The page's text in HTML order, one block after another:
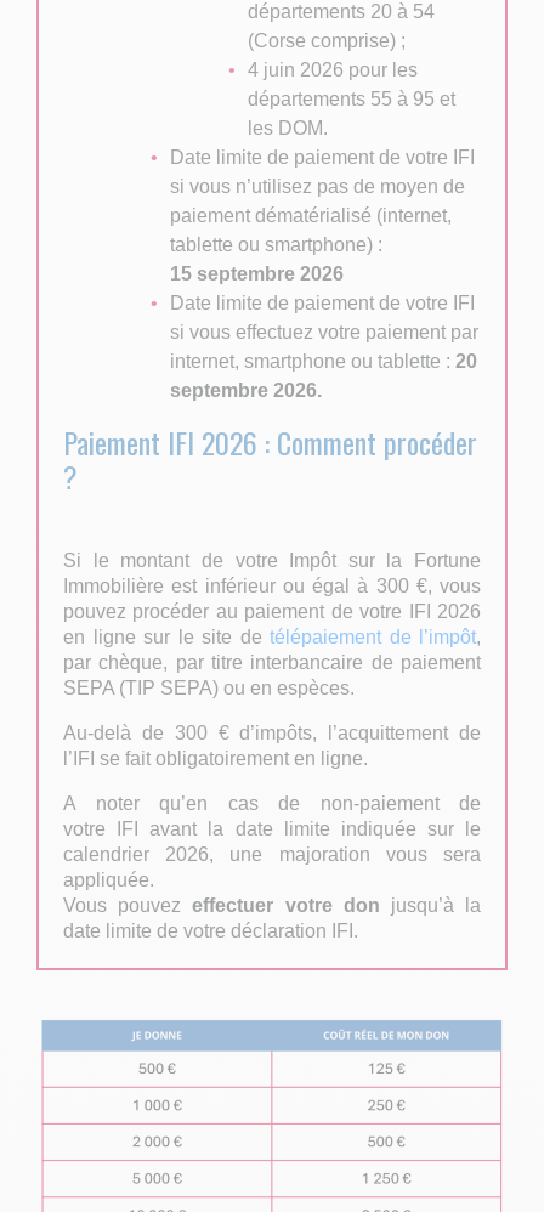
départements 20 à 54
(Corse comprise) ;
4 juin 2026 pour les
départements 55 à 95 et
les DOM.
Date limite de paiement de votre IFI
si vous n’utilisez pas de moyen de
paiement dématérialisé (internet,
tablette ou smartphone) :
15 septembre 2026
Date limite de paiement de votre IFI
si vous effectuez votre paiement par
internet, smartphone ou tablette : 20
septembre 2026.
Paiement IFI 2026 : Comment procéder
?
Si le montant de votre Impôt sur la Fortune
Immobilière est inférieur ou égal à 300 €, vous
pouvez procéder au paiement de votre
IFI
2026
en ligne sur le site de télépaiement de l’impôt,
par chèque, par titre interbancaire de paiement
SEPA (TIP SEPA) ou en espèces.
Au-delà de 300 € d’impôts, l’acquittement de
l’ IFI se fait obligatoirement en ligne.
A noter qu’en cas de non-paiement de
votre
IFI
avant la date limite indiquée sur le
calendrier 2026, une majoration vous sera
appliquée.
Vous pouvezeffectuer votre don jusqu’à la
date limite de votre déclaration IFI.